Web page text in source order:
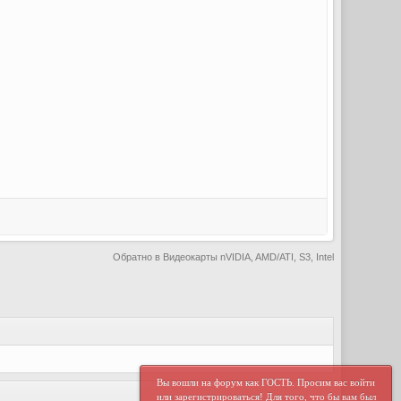
Обратно в Видеокарты nVIDIA, AMD/ATI, S3, Intel
Вы вошли на форум как ГОСТЬ. Просим вас войти
или зарегистрироваться! Для того, что бы вам был